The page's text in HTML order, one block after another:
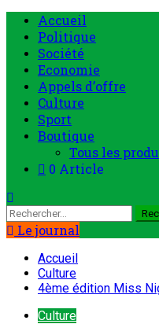
Accueil
Politique
Société
Economie
Appels d’offre
Culture
Sport
Boutique
Tous les
0 Article
Le journal
Accueil
Culture
4ème édition Miss
Culture